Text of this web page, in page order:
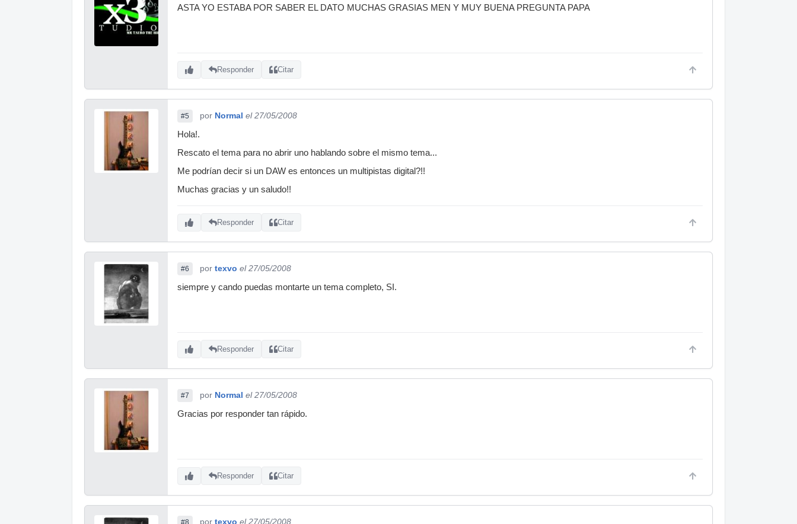
ASTA YO ESTABA POR SABER EL DATO MUCHAS GRASIAS MEN Y MUY BUENA PREGUNTA PAPA
Responder Citar
#5 por Normal el 27/05/2008
Hola!.
Rescato el tema para no abrir uno hablando sobre el mismo tema...
Me podrían decir si un DAW es entonces un multipistas digital?!!
Muchas gracias y un saludo!!
Responder Citar
#6 por texvo el 27/05/2008
siempre y cando puedas montarte un tema completo, SI.
Responder Citar
#7 por Normal el 27/05/2008
Gracias por responder tan rápido.
Responder Citar
#8 por texvo el 27/05/2008